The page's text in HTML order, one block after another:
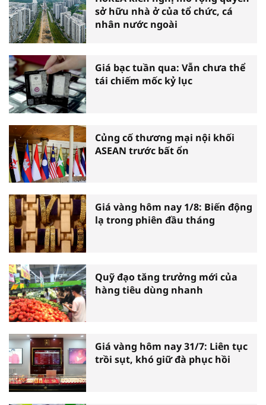
sở hữu nhà ở của tổ chức, cá
nhân nước ngoài
Giá bạc tuần qua: Vẫn chưa thể
tái chiếm mốc kỷ lục
Củng cố thương mại nội khối
ASEAN trước bất ổn
Giá vàng hôm nay 1/8: Biến động
lạ trong phiên đầu tháng
Quỹ đạo tăng trưởng mới của
hàng tiêu dùng nhanh
Giá vàng hôm nay 31/7: Liên tục
trồi sụt, khó giữ đà phục hồi